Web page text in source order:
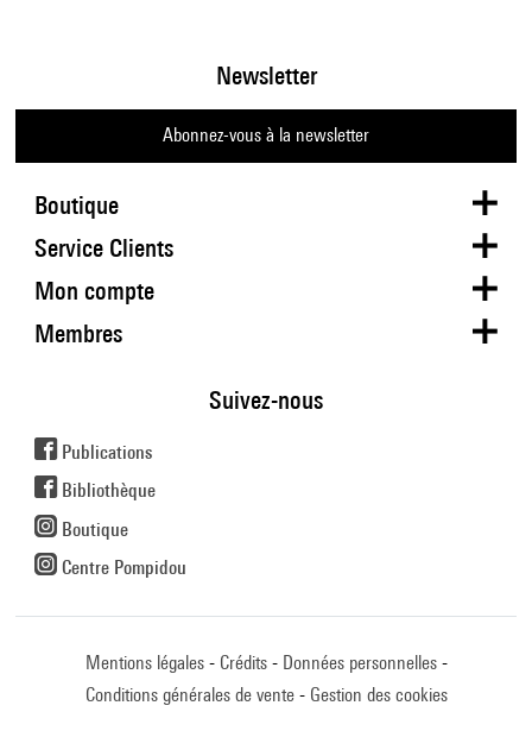
Boutique
Newsletter
Abonnez-vous à la newsletter
Service Clients
Mon compte
Membres
Suivez-nous
Publications
Bibliothèque
Boutique
Centre Pompidou
Mentions légales Crédits
Données personnelles
Conditions générales de vente
Gestion des cookies